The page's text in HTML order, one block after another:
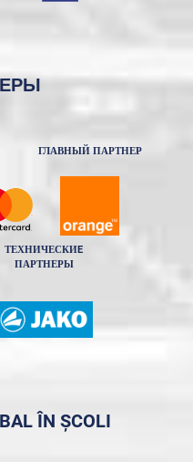
ГЛАВНЫЙ ПАРТНЕР
ТЕХНИЧЕСКИE
ПАРТНЕРЫ
ÎN ȘCOLI